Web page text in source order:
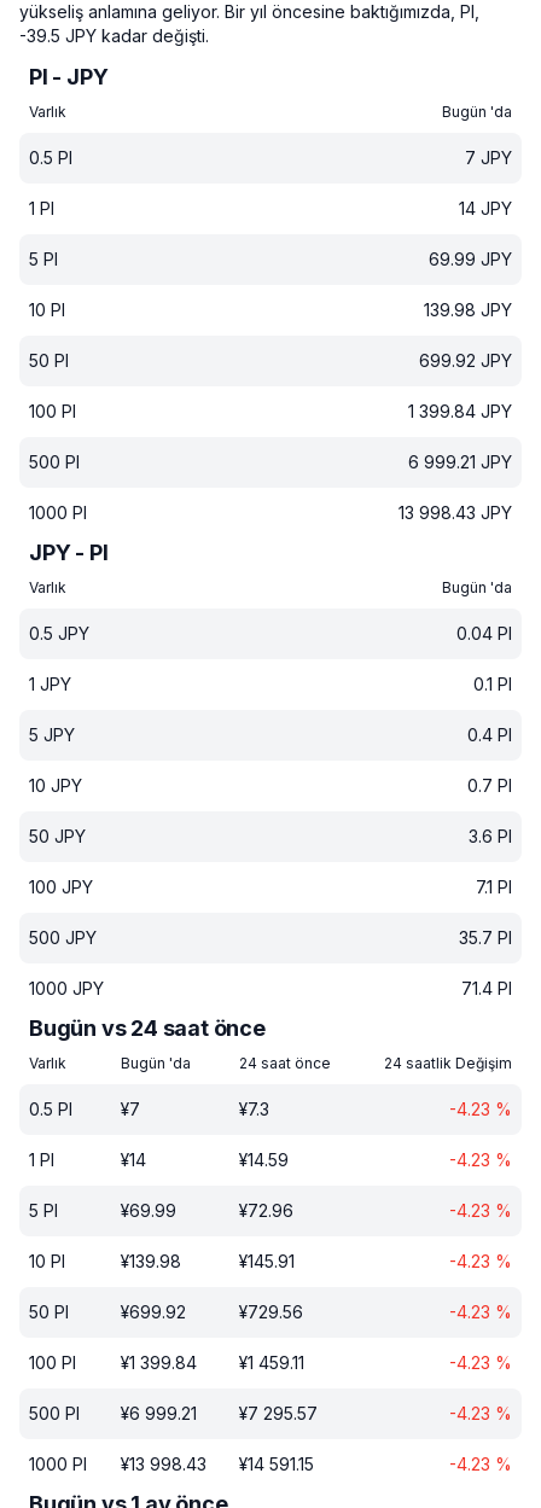
yükseliş anlamına geliyor. Bir yıl öncesine baktığımızda, PI,
-39.5 JPY kadar değişti.
PI - JPY
Varlık Bugün 'da
0.5 PI 7 JPY
1 PI 14 JPY
5 PI 69.99 JPY
10 PI 139.98 JPY
50 PI 699.92 JPY
100 PI 1 399.84 JPY
500 PI 6 999.21 JPY
1000 PI 13 998.43 JPY
JPY - PI
Varlık Bugün 'da
0.5 JPY 0.04 PI
1 JPY 0.1 PI
5 JPY 0.4 PI
10 JPY 0.7 PI
50 JPY 3.6 PI
100 JPY 7.1 PI
500 JPY 35.7 PI
1000 JPY 71.4 PI
Bugün vs 24 saat önce
Varlık Bugün 'da 24 saat önce 24 saatlik Değişim
0.5 PI ¥7 ¥7.3 -4.23 %
1 PI ¥14 ¥14.59 -4.23 %
5 PI ¥69.99 ¥72.96 -4.23 %
10 PI ¥139.98 ¥145.91 -4.23 %
50 PI ¥699.92 ¥729.56 -4.23 %
100 PI ¥1 399.84 ¥1 459.11 -4.23 %
500 PI ¥6 999.21 ¥7 295.57 -4.23 %
1000 PI ¥13 998.43 ¥14 591.15 -4.23 %